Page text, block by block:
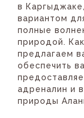
в
вариантом
полные
природой.
предлагаем
обеспечить
адреналин и
природы